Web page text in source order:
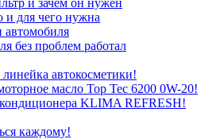
и зачем он нужен
и для чего нужна
без проблем работал
автокосметики!
масло Top Tec 6200 0W-20!
KLIMA REFRESH!
каждому!